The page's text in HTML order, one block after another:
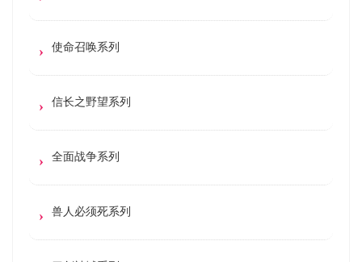
使命召唤系列
信长之野望系列
全面战争系列
兽人必须死系列